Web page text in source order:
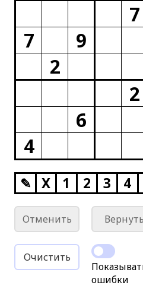
7
7
9
2
2
6
4
✎ X 1 2 3 4
Отменить Вернуть
Очистить
ошибки